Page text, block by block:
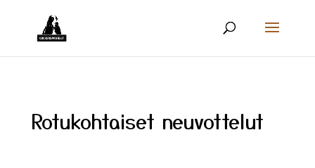
Rotukohtaiset neuvottelut